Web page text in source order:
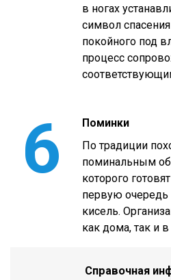
в ногах
символ
покойного под
процесс
6
Поминки
По традиции
поминальным
которого
первую
кисель.
как дома, так и
Справочная